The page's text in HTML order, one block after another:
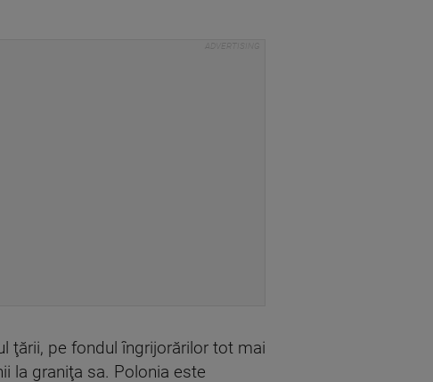
ţării, pe fondul îngrijorărilor tot mai
la graniţa sa. Polonia este